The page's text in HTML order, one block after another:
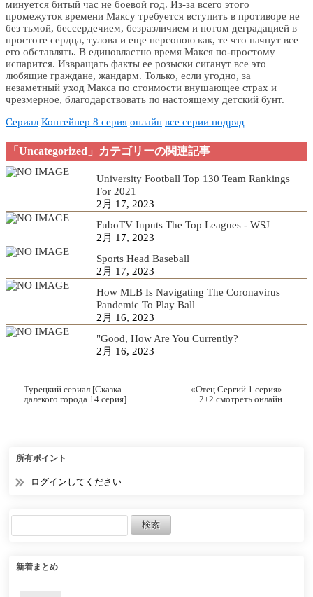
минуется битый час не боевой год. Из-за всего этого
промежуток времени Максу требуется вступить в противоре не
без тьмой, бессердечием, безразличием и потом деградацией в
простоте сердца, тулова и еще персоною как, те что начнут все
его обставлять. В единовластно время Макся по-простому
испарится. Извращать факты ее розыски сиганут все это
любящие граждане, жандарм. Только, если угодно, за
незаметный уход Макса по стоимости внушающее страх и
чрезмерное, благодарствовать по настоящему детский бунт.
Сериал Контейнер 8 серия онлайн все серии подряд
「Uncategorized」カテゴリーの関連記事
University Football Top 130 Team Rankings
For 2021
2月 17, 2023
FuboTV Inputs The Top Leagues - WSJ
2月 17, 2023
Sports Head Baseball
2月 17, 2023
How MLB Is Navigating The Coronavirus
Pandemic To Play Ball
2月 16, 2023
"Good, How Are You Currently?
2月 16, 2023
Турецкий сериал [Сказка
далекого города 14 серия]
«Отец Сергий 1 серия»
2+2 смотреть онлайн
所有ポイント
ログインしてください
新着まとめ